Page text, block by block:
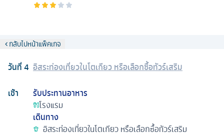
กลับไปหน้าแพ็คเกจ
วันที่4 อิสระท่องเที่ยวในโตเกียว หรือเลือกซื้อทัวร์เสริม
เช้า
รับประทานอาหาร
โรงแรม
เดินทาง
อิสระท่องเที่ยวในโตเกียว หรือเลือกซื้อทัวร์เสริม